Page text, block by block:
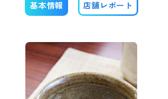
基本情報 店舗レポート